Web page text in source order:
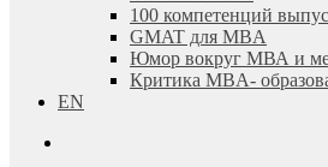
100 компетенций
GMAT для MBA
Юмор вокруг МВА и
Критика MBA-
EN